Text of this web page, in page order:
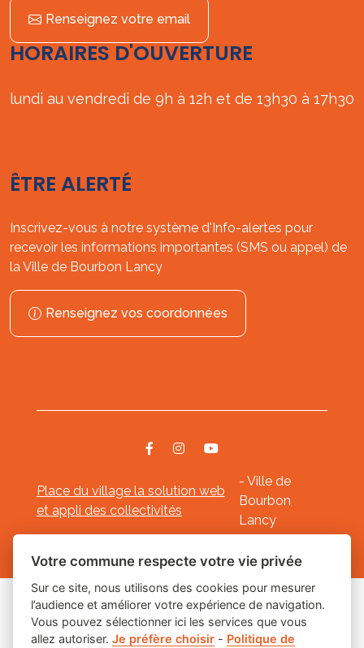
Renseignez votre email
HORAIRES D'OUVERTURE
lundi au vendredi de 9h à 12h et de 13h30 à 17h30
ÊTRE ALERTÉ
Inscrivez-vous à notre système d'Info-alertes pour
recevoir les informations importantes (SMS ou appel) de
la Ville de Bourbon Lancy
Renseignez vos coordonnées
Place du village la solution web
et appli des collectivités
- Ville de
Bourbon
Lancy
Mentions légales-- Gestion des cookies
Les labels
Votre commune respecte votre vie privée
Sur ce site, nous utilisons des cookies pour mesurer
l’audience et améliorer votre expérience de navigation.
Vous pouvez sélectionner ici les services que vous
allez autoriser.Je préfère choisir - Politique de